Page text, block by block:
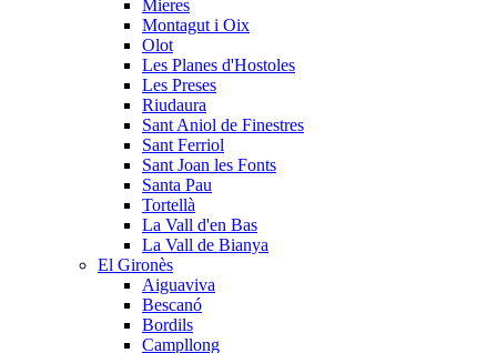
Mieres
Montagut i Oix
Olot
Les Planes d'Hostoles
Les Preses
Riudaura
Sant Aniol de Finestres
Sant Ferriol
Sant Joan les Fonts
Santa Pau
Tortellà
La Vall d'en Bas
La Vall de Bianya
El Gironès
Aiguaviva
Bescanó
Bordils
Campllong